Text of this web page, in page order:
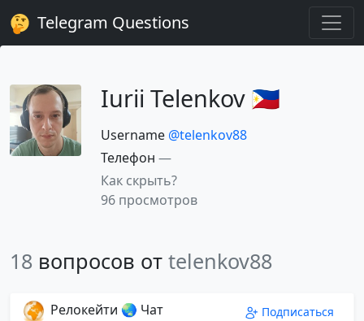
Telegram Questions
Iurii Telenkov 🇵🇭
Username @telenkov88
Телефон —
Как скрыть?
96 просмотров
18 вопросов от telenkov88
Релокейти 🌏 Чат
Подписаться